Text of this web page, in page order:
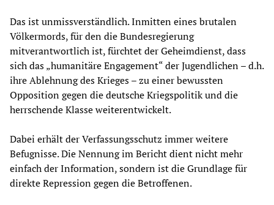
Das ist unmissverständlich. Inmitten eines brutalen
Völkermords, für den die Bundesregierung
mitverantwortlich ist, fürchtet der Geheimdienst, dass
sich das „humanitäre Engagement“ der Jugendlichen – d.h.
ihre Ablehnung des Krieges – zu einer bewussten
Opposition gegen die deutsche Kriegspolitik und die
herrschende Klasse weiterentwickelt.
Dabei erhält der Verfassungsschutz immer weitere
Befugnisse. Die Nennung im Bericht dient nicht mehr
einfach der Information, sondern ist die Grundlage für
direkte Repression gegen die Betroffenen.